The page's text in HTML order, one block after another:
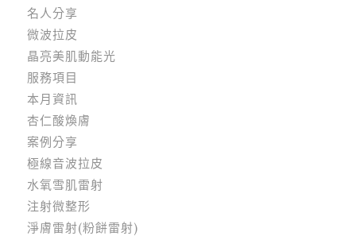
名人分享
微波拉皮
晶亮美肌動能光
服務項目
本月資訊
杏仁酸煥膚
案例分享
極線音波拉皮
水氧雪肌雷射
注射微整形
淨膚雷射(粉餅雷射)